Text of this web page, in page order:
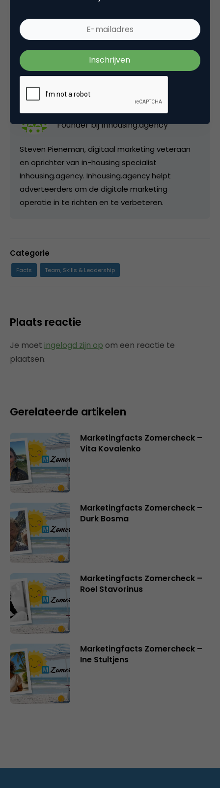
Deel dit artikel
Kopieer link
Steven Pieneman
Founder bijInhousing.agency
Steven Pieneman, digitaal marketing veteraan
en oprichter van in-housing specialist
Inhousing.agency. Inhousing.agency helpt
adverteerders om de digitale marketing
operatie in te richten en te verbeteren.
Categorie
Facts Team, Skills & Leadership
Plaats reactie
Je moet ingelogd zijn op om een reactie te
plaatsen.
Gerelateerde artikelen
Marketingfacts Zomercheck –
Vita Kovalenko
Marketingfacts Zomercheck –
Durk Bosma
Marketingfacts Zomercheck –
Roel Stavorinus
Marketingfacts Zomercheck –
Ine Stultjens